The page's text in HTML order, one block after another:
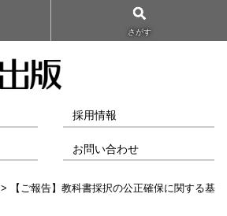
さがす
採用情報
お問い合わせ
> 【ご報告】教科書採択の公正確保に関する基